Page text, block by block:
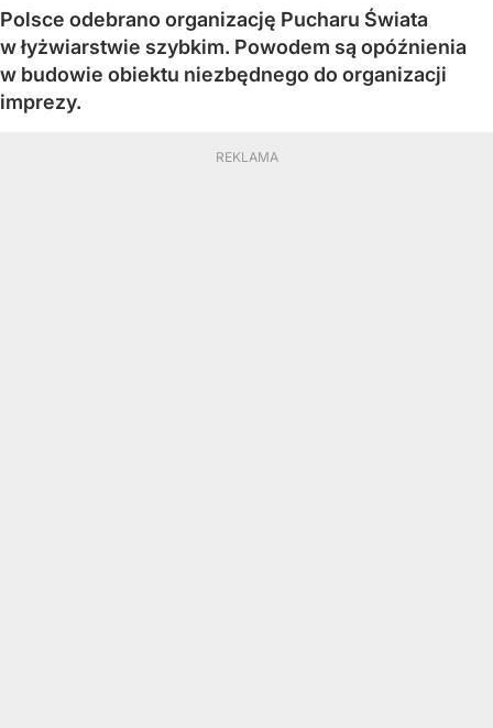
Polsce odebrano organizację Pucharu Świata
w łyżwiarstwie szybkim. Powodem są opóźnienia
w budowie obiektu niezbędnego do organizacji
imprezy.